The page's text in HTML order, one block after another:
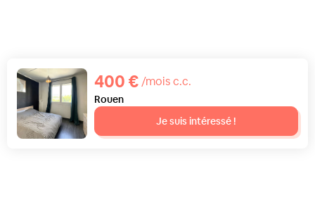
400 € /mois c.c.
Rouen
Je suis intéressé !